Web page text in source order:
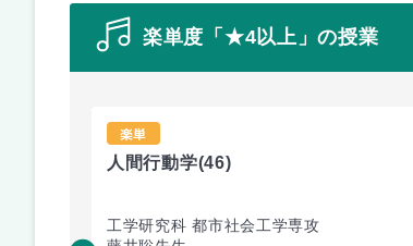
楽単度「★4以上」の授業
楽単
人間行動学(46)
工学研究科 都市社会工学専攻